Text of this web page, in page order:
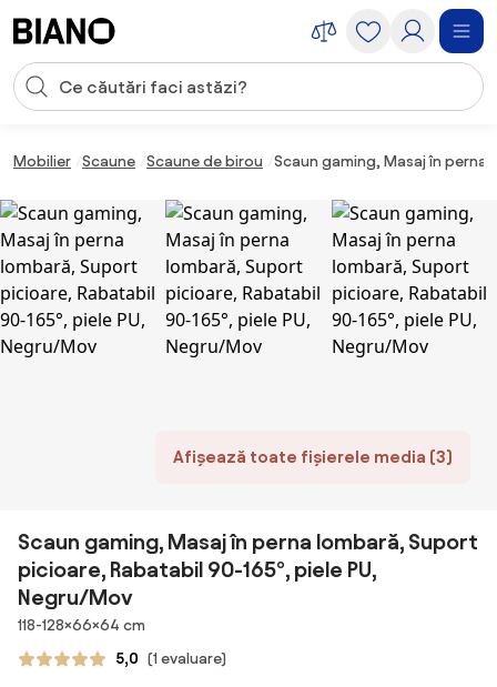
Introducerea căutării
Mobilier Scaune Scaune de birou Scaun gaming, Masaj în perna
Afișează toate fișierele media (3)
Scaun gaming, Masaj în perna lombară, Suport
picioare, Rabatabil 90-165°, piele PU,
Negru/Mov
Dimensiuni
118-128×66×64 cm
5,0 (1 evaluare)